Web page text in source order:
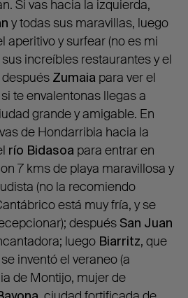
Si vas hacia la izquierda,
y todas sus maravillas, luego
aperitivo y surfear (no es mi
increíbles restaurantes y el
después Zumaia para ver el
te envalentonas llegas a
grande y amigable. En
de Hondarribia hacia la
río Bidasoa para entrar en
7 kms de playa maravillosa y
(no la recomiendo
está muy fría, y se
despuésSan Juan
luego Biarritz, que
inventó el veraneo (a
de Montijo, mujer de